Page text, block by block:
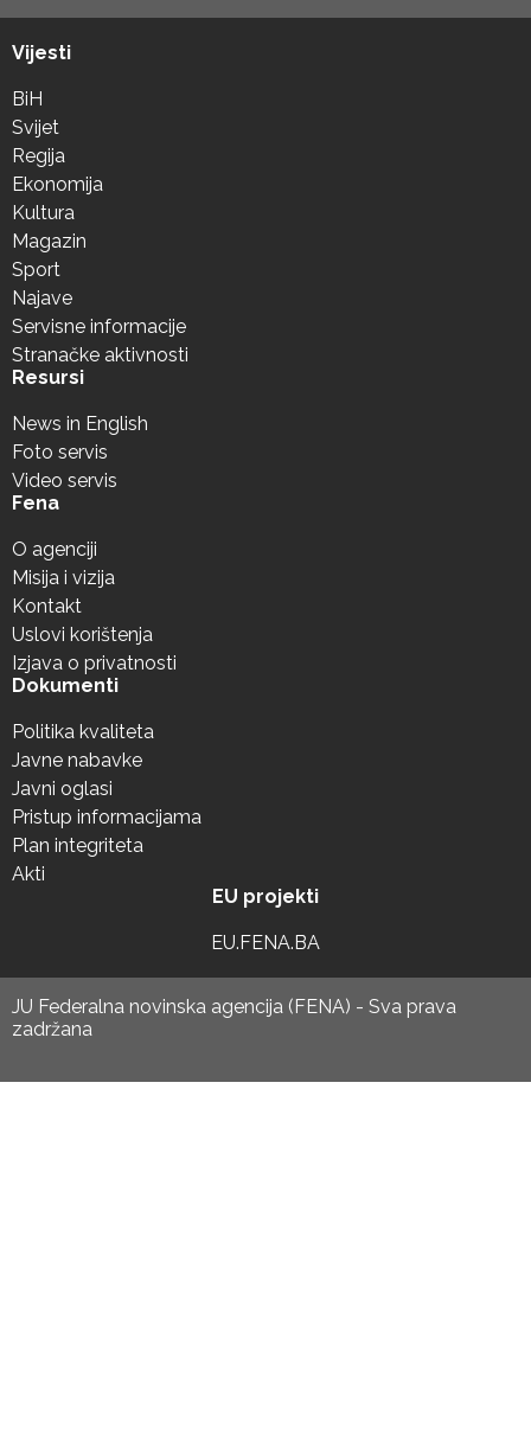
Vijesti
BiH
Svijet
Regija
Ekonomija
Kultura
Magazin
Sport
Najave
Servisne informacije
Stranačke aktivnosti
Resursi
News in English
Foto servis
Video servis
Fena
O agenciji
Misija i vizija
Kontakt
Uslovi korištenja
Izjava o privatnosti
Dokumenti
Politika kvaliteta
Javne nabavke
Javni oglasi
Pristup informacijama
Plan integriteta
Akti
EU projekti
EU.FENA.BA
JU Federalna novinska agencija (FENA) - Sva prava
zadržana